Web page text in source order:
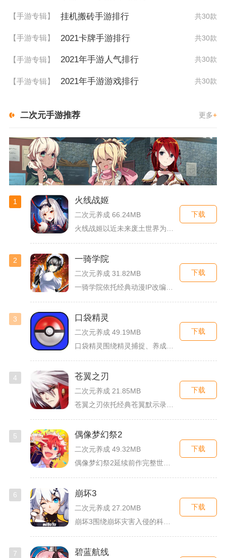
【手游专辑】 挂机搬砖手游排行 共30款
【手游专辑】 2021卡牌手游排行 共30款
【手游专辑】 2021年手游人气排行 共30款
【手游专辑】 2021年手游游戏排行 共30款
二次元手游推荐 更多+
1 火线战姬
二次元养成 66.24MB
火线战姬以近未来废土世界为故事舞台，融合二次元战姬收集、轻策...
下载
2 一骑学院
二次元养成 31.82MB
下载
3 口袋精灵
二次元养成 49.19MB
下载
4 苍翼之刃
二次元养成 21.85MB
下载
5 偶像梦幻祭2
二次元养成 49.32MB
偶像梦幻祭2延续前作完整世界观，玩家以制作人身份陪伴49位少...
下载
6 崩坏3
二次元养成 27.20MB
下载
7 碧蓝航线